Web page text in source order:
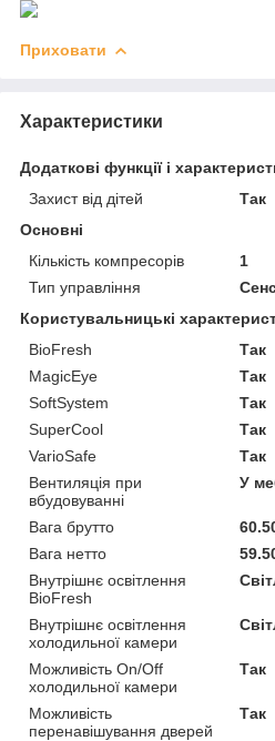
Приховати
Характеристики
Додаткові функції і
Захист від дітей
Так
Основні
Кількість компресорів
1
Тип управління
Користувальницькі
BioFresh
Так
MagicEye
Так
SoftSystem
Так
SuperCool
Так
VarioSafe
Так
Вентиляція при
вбудовуванні
У
Вага брутто
Вага нетто
Внутрішнє освітлення
BioFresh
Внутрішнє освітлення
холодильної камери
Можливість On/Off
холодильної камери
Так
Можливість
перенавішування дверей
Так